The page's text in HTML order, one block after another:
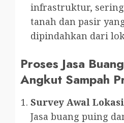
infrastruktur,
tanah dan pasir
dipindahkan dari
Proses Jasa
Angkut Sampah
Survey Awal
Jasa buang puing